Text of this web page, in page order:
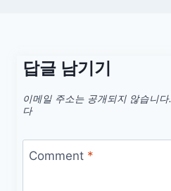
답글 남기기
이메일 주소는 공개되지 않습니다.
다
Comment *